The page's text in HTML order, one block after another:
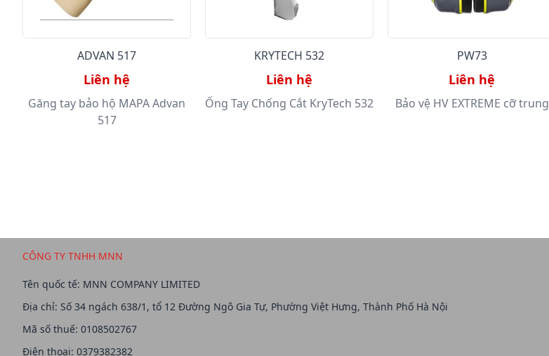
ADVAN 517
Liên hệ
Găng tay bảo hộ MAPA Advan
517
KRYTECH 532
Liên hệ
Ống Tay Chống Cắt KryTech 532
PW73
Liên hệ
Bảo vệ HV EXTREME cỡ trung
CÔNG TY TNHH MNN
Tên quốc tế: MNN COMPANY LIMITED
Địa chỉ: Số 34 ngách 638/1, tổ 12 Đường Ngô Gia Tự, Phường Việt Hưng, Thành Phố Hà Nội
Mã số thuế: 0108502767
Điện thoại: 0379382382